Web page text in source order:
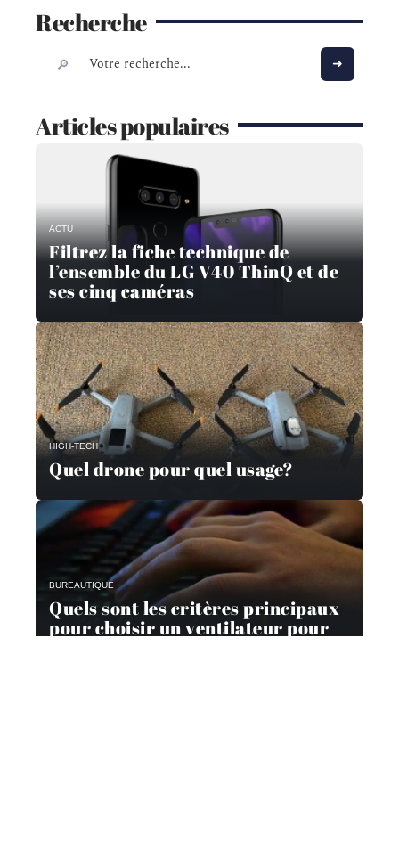
Recherche
Articles populaires
ACTU
Filtrez la fiche technique de
l’ensemble du LG V40 ThinQ et de
ses cinq caméras
HIGH-TECH
Quel drone pour quel usage?
BUREAUTIQUE
Quels sont les critères principaux
pour choisir un ventilateur pour